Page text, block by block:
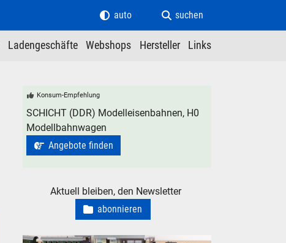
Ladengeschäfte Webshops Hersteller Links
suchen
auto
Konsum-Empfehlung
SCHICHT (DDR) Modelleisenbahnen, H0
Modellbahnwagen
Angebote finden
Aktuell bleiben, den Newsletter
abonnieren